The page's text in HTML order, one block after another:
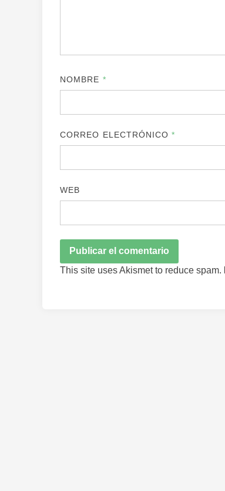
NOMBRE *
CORREO ELECTRÓNICO*
WEB
This site uses Akismet to reduce spam.